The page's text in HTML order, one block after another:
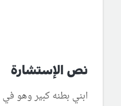
نص الإستشارة
ابني بطنه كبير وهو في